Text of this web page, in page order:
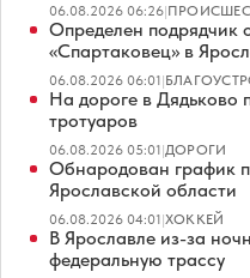
06.08.2026 06:26|
Определен подрядчик
«Спартаковец» в
06.08.2026 06:01|
На дороге в Дядьково
тротуаров
06.08.2026 05:01|ДОРОГИ
Обнародован график
Ярославской области
06.08.2026 04:01|ХОККЕЙ
В Ярославле из-за
федеральную трассу